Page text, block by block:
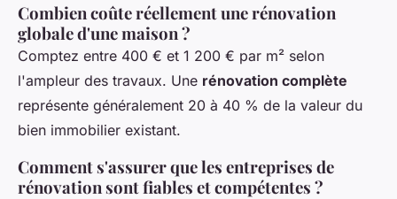
Combien coûte réellement une rénovation
globale d'une maison ?
Comptez entre 400 € et 1 200 € par m² selon
l'ampleur des travaux. Une rénovation complète
représente généralement 20 à 40 % de la valeur du
bien immobilier existant.
Comment s'assurer que les entreprises de
rénovation sont fiables et compétentes ?